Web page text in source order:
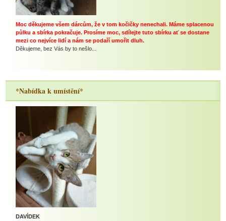
Moc děkujeme všem dárcům, že v tom kočičky nenechali. Máme splacenou
půlku a sbírka pokračuje. Prosíme moc, sdílejte tuto sbírku ať se dostane
mezi co nejvíce lidí a nám se podaří umořit dluh.
Děkujeme, bez Vás by to nešlo...
*Nabídka k umístění*
DAVÍDEK